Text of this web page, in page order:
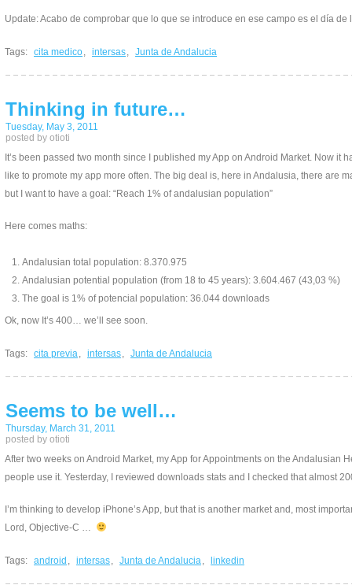
Update: Acabo de comprobar que lo que se introduce en ese campo es el día de
Tags: cita medico, intersas, Junta de Andalucia
Thinking in future…
Tuesday, May 3, 2011
posted by otioti
It’s been passed two month since I published my App on Android Market. Now it
like to promote my app more often. The big deal is, here in Andalusia, there are
but I want to have a goal: “Reach 1% of andalusian population”
Here comes maths:
Andalusian total population: 8.370.975
Andalusian potential population (from 18 to 45 years): 3.604.467 (43,03 %)
The goal is 1% of potencial population: 36.044 downloads
Ok, now It’s 400… we’ll see soon.
Tags: cita previa, intersas, Junta de Andalucia
Seems to be well…
Thursday, March 31, 2011
posted by otioti
After two weeks on Android Market, my App for Appointments on the Andalusian
people use it. Yesterday, I reviewed downloads stats and I checked that almost
I’m thinking to develop iPhone’s App, but that is another market and, most
Lord, Objective-C …
Tags: android , intersas, Junta de Andalucia, linkedin